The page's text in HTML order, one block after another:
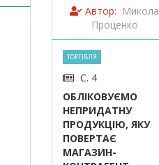
Автор: Микола
Проценко
ТОРГІВЛЯ
С. 4
ОБЛІКОВУЄМО
НЕПРИДАТНУ
ПРОДУКЦІЮ, ЯКУ
ПОВЕРТАЄ
МАГАЗИН-